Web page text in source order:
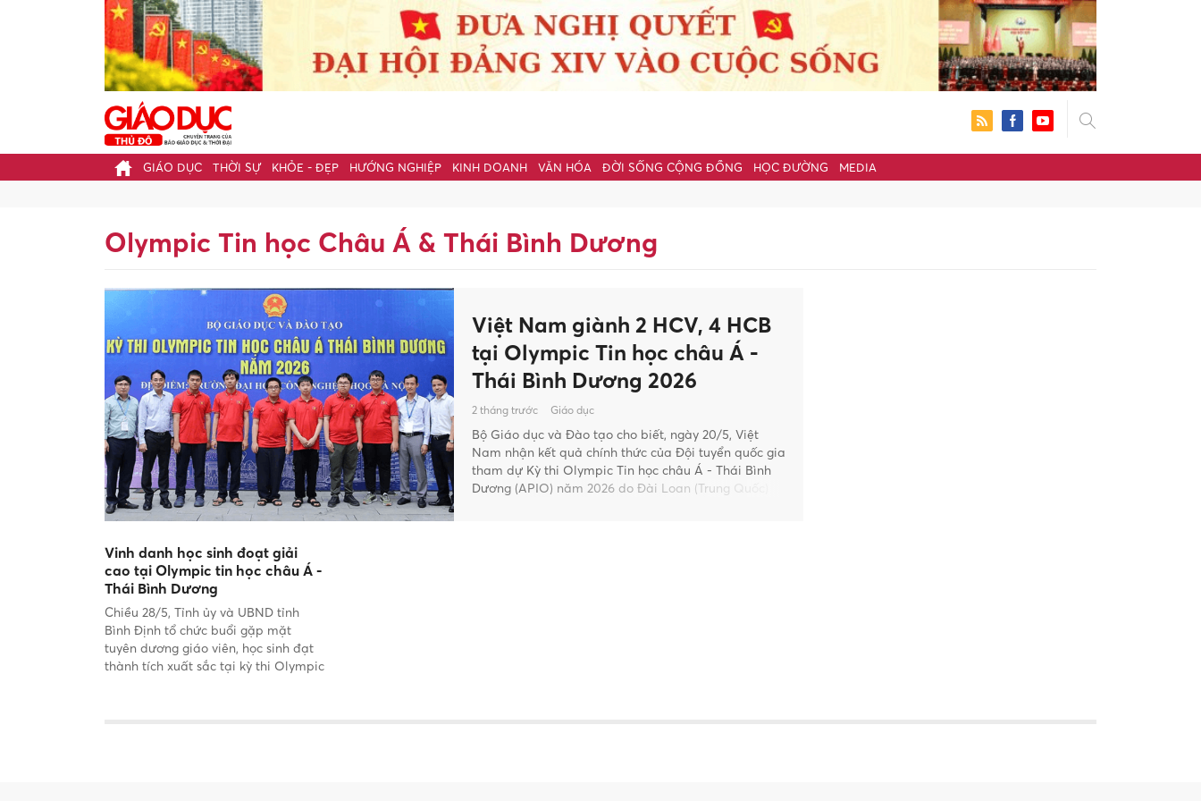
GIÁO DỤC THỜI SỰ KHỎE - ĐẸP HƯỚNG NGHIỆP KINH DOANH VĂN HÓA ĐỜI SỐNG CỘNG ĐỒNG HỌC ĐƯỜNG MEDIA
Olympic Tin học Châu Á & Thái Bình Dương
Việt Nam giành 2 HCV, 4 HCB
tại Olympic Tin học châu Á -
Thái Bình Dương 2026
2 tháng trước Giáo dục
Bộ Giáo dục và Đào tạo cho biết, ngày 20/5, Việt
Nam nhận kết quả chính thức của Đội tuyển quốc gia
tham dự Kỳ thi Olympic Tin học châu Á - Thái Bình
Dương (APIO) năm 2026 do Đài Loan (Trung Quốc)
Vinh danh học sinh đoạt giải
cao tại Olympic tin học châu Á -
Thái Bình Dương
Chiều 28/5, Tỉnh ủy và UBND tỉnh
Bình Định tổ chức buổi gặp mặt
tuyên dương giáo viên, học sinh đạt
thành tích xuất sắc tại kỳ thi Olympic